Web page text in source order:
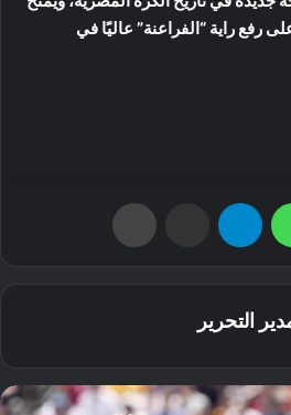
رفع راية “الفراعنة” عاليًا في
التحرير